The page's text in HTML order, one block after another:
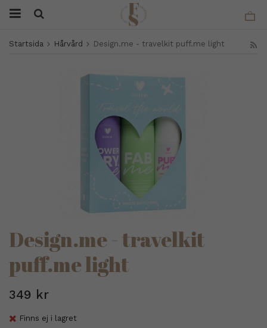
Startsida Hårvård Design.me - travelkit puff.me light
Design.me - travelkit
puff.me light
349 kr
Finns ej i lagret